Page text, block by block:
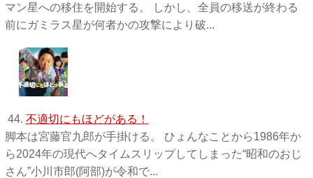
マン星への移住を開始する。 しかし、全員の移送が終わる
前にガミラス星が何者かの攻撃により破...
44. 不適切にもほどがある！
脚本は宮藤官九郎が手掛ける。 ひょんなことから1986年か
ら2024年の現代へタイムスリップしてしまった“昭和のおじ
さん”小川市郎(阿部)が令和で...